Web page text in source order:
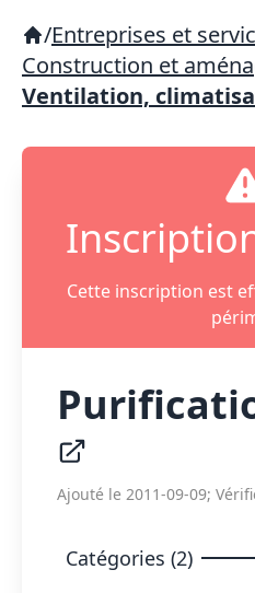
/Entreprises et
Construction et
Ventilation,
Cette inscription est
Ajouté le 2011-09-09;
Catégories (2)